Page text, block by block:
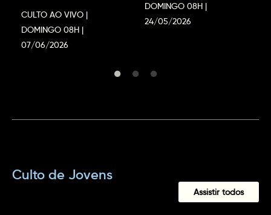
CULTO AO VIVO |
DOMINGO 08H |
07/06/2026
DOMINGO 08H |
24/05/2026
Culto de Jovens
Assistir todos